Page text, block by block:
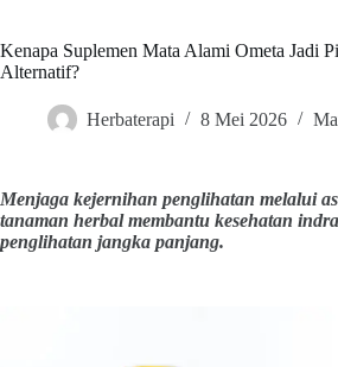
Kenapa Suplemen Mata Alami Ometa Jadi
Alternatif?
Herbaterapi 8 Mei 2026
Menjaga kejernihan penglihatan melalui
tanaman herbal membantu kesehatan indra
penglihatan jangka panjang.